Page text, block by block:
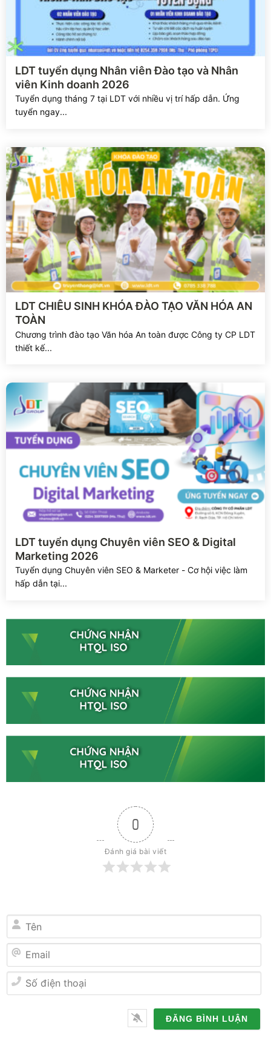
Xem chi tiết
LDT tuyển dụng Nhân viên Đào tạo và Nhân
viên Kinh doanh 2026
Tuyển dụng tháng 7 tại LDT với nhiều vị trí hấp dẫn. Ứng
tuyển ngay...
Xem chi tiết
LDT CHIÊU SINH KHÓA ĐÀO TẠO VĂN HÓA AN
TOÀN
Chương trình đào tạo Văn hóa An toàn được Công ty CP LDT
thiết kế...
Xem chi tiết
LDT tuyển dụng Chuyên viên SEO & Digital
Marketing 2026
Tuyển dụng Chuyên viên SEO & Marketer - Cơ hội việc làm
hấp dẫn tại...
0
Đánh giá bài viết
Tên
Email